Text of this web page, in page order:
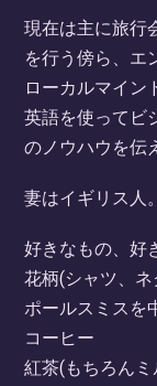
現在は主に旅行
を行う傍ら、エ
ローカルマイン
英語を使ってビ
のノウハウを伝
妻はイギリス人
好きなもの、好
花柄(シャツ、
ポールスミスを
コーヒー
紅茶(もちろん